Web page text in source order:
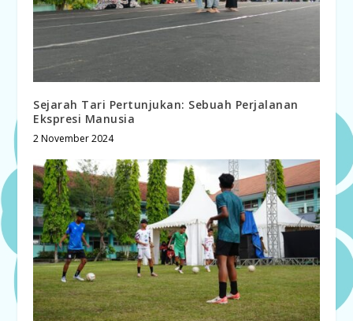
Sejarah Tari Pertunjukan: Sebuah Perjalanan
Ekspresi Manusia
2 November 2024